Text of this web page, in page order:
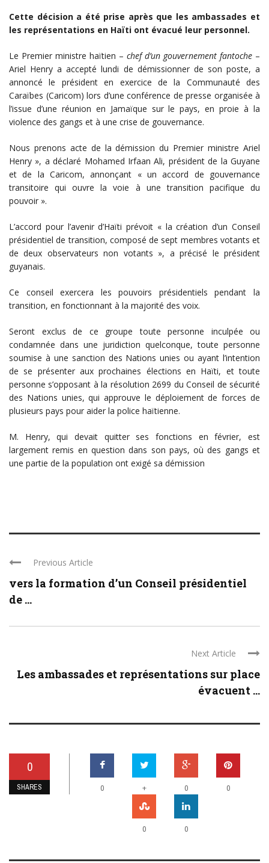
Cette décision a été prise après que les ambassades et
les représentations en Haïti ont évacué leur personnel.
Le Premier ministre haïtien – chef d’un gouvernement fantoche –
Ariel Henry a accepté lundi de démissionner de son poste, a
annoncé le président en exercice de la Communauté des
Caraïbes (Caricom) lors d’une conférence de presse organisée à
l’issue d’une réunion en Jamaïque sur le pays, en proie à la
violence des gangs et à une crise de gouvernance.
Nous prenons acte de la démission du Premier ministre Ariel
Henry », a déclaré Mohamed Irfaan Ali, président de la Guyane
et de la Caricom, annonçant « un accord de gouvernance
transitoire qui ouvre la voie à une transition pacifique du
pouvoir ».
L’accord pour l’avenir d’Haïti prévoit « la création d’un Conseil
présidentiel de transition, composé de sept membres votants et
de deux observateurs non votants », a précisé le président
guyanais.
Ce conseil exercera les pouvoirs présidentiels pendant la
transition, en fonctionnant à la majorité des voix.
Seront exclus de ce groupe toute personne inculpée ou
condamnée dans une juridiction quelconque, toute personne
soumise à une sanction des Nations unies ou ayant l’intention
de se présenter aux prochaines élections en Haïti, et toute
personne s’opposant à la résolution 2699 du Conseil de sécurité
des Nations unies, qui approuve le déploiement de forces de
plusieurs pays pour aider la police haïtienne.
M. Henry, qui devait quitter ses fonctions en février, est
largement remis en question dans son pays, où des gangs et
une partie de la population ont exigé sa démission
Previous Article
vers la formation d’un Conseil présidentiel
de ...
Next Article
Les ambassades et représentations sur place
évacuent ...
0
SHARES 0 + 0 0
0 0